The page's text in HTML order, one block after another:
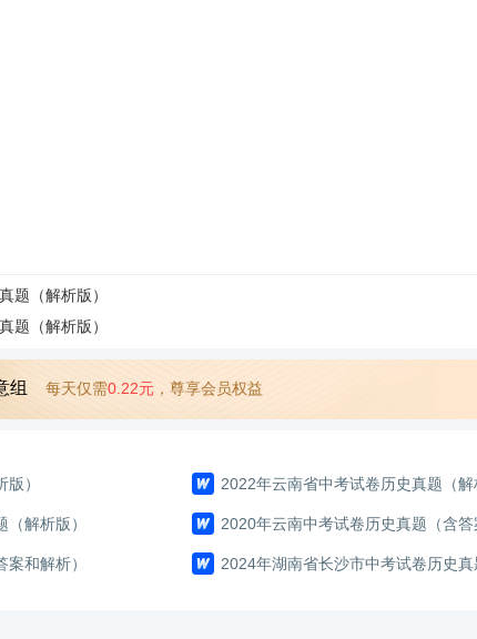
题（解析版）
题（解析版）
组 每天仅需0.22元 ，尊享会员权益
）
2022年云南省中考试卷历史真题（解
解析版） 2020年云南中考试卷历史真题（含答
和解析） 2024年湖南省长沙市中考试卷历史真